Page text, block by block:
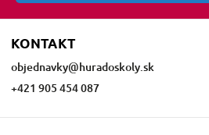
KONTAKT
objednavky@huradoskoly.sk
+421 905 454 087